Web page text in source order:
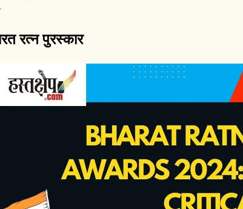
रत्न पुरस्कार